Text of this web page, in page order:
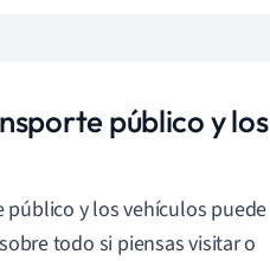
público y los
y los vehículos puede
todo si piensas visitar o